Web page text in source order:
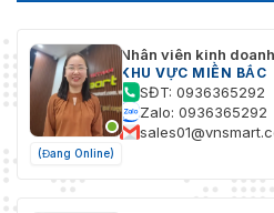
(Đang Online)
Nhân viên kinh
KHU VỰC MIỀN BẮC
SĐT: 0936365292
Zalo: 0936365292